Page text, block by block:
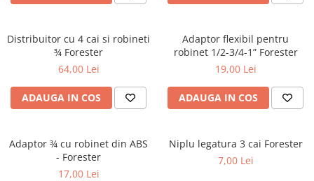
Distribuitor cu 4 cai si robineti
¾ Forester
64,00 Lei
ADAUGA IN COS
Adaptor flexibil pentru
robinet 1/2-3/4-1” Forester
19,00 Lei
ADAUGA IN COS
Adaptor ¾ cu robinet din ABS
- Forester
17,00 Lei
Niplu legatura 3 cai Forester
7,00 Lei